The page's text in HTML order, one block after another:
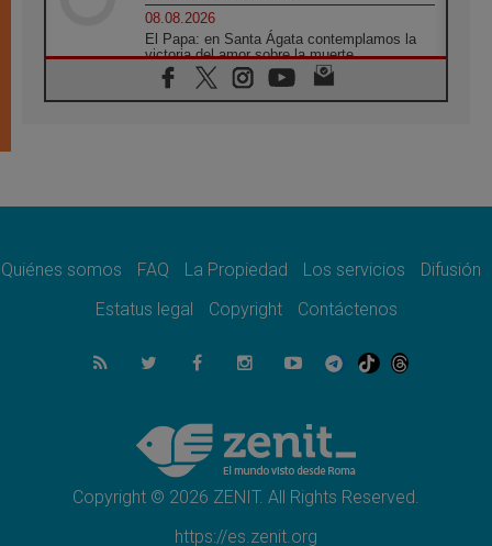
08.08.2026
El Papa: en Santa Ágata contemplamos la
victoria del amor sobre la muerte
08.08.2026
León XIV visitará el Santuario de la Madre
07.08.2026
07.08.2026
el compromiso del cristiano"
La matanza de niños en Gaza no cesa: 300
muertos en 300 días
Tagle: La guerra desfigura el mundo, solo la
revelación de Dios lo transfigura
Quiénes somos FAQ La Propiedad Los servicios
Difusión
Estatus legal
Copyright Contáctenos
Copyright © 2026 ZENIT. All Rights Reserved.
https://es.zenit.org